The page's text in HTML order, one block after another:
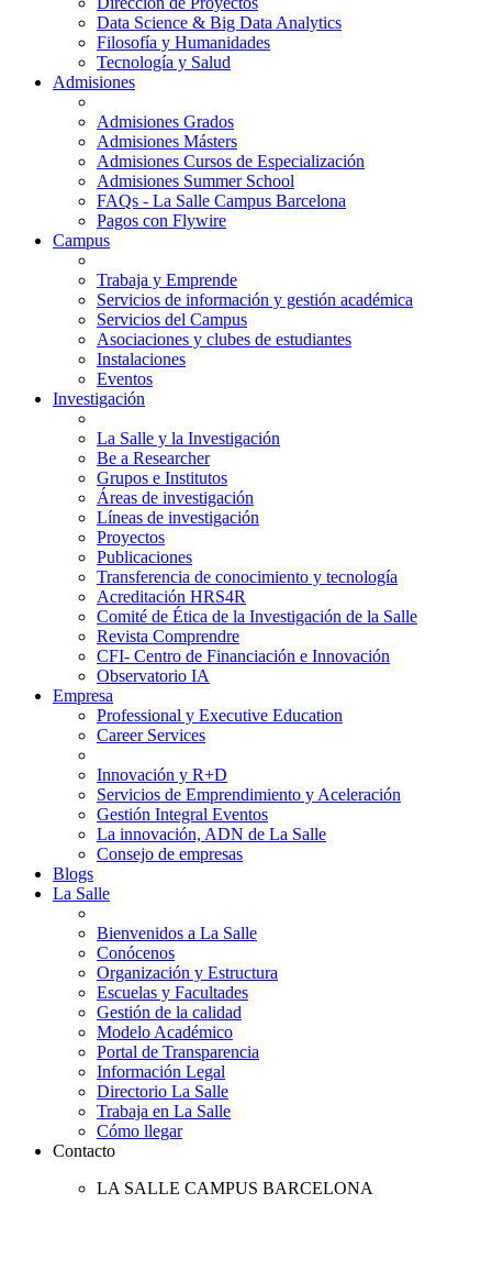
Data Science & Big Data Analytics
Filosofía y Humanidades
Tecnología y Salud
Admisiones
Admisiones Grados
Admisiones Másters
Admisiones Cursos de Especialización
Admisiones Summer School
FAQs - La Salle Campus Barcelona
Pagos con Flywire
Campus
Trabaja y Emprende
Servicios de información y gestión académica
Servicios del Campus
Asociaciones y clubes de estudiantes
Instalaciones
Eventos
Investigación
La Salle y la Investigación
Be a Researcher
Grupos e Institutos
Áreas de investigación
Líneas de investigación
Proyectos
Publicaciones
Transferencia de conocimiento y tecnología
Acreditación HRS4R
Comité de Ética de la Investigación de la Salle
Revista Comprendre
CFI- Centro de Financiación e Innovación
Observatorio IA
Empresa
Professional y Executive Education
Career Services
Innovación y R+D
Servicios de Emprendimiento y Aceleración
Gestión Integral Eventos
La innovación, ADN de La Salle
Consejo de empresas
Blogs
La Salle
Bienvenidos a La Salle
Conócenos
Organización y Estructura
Escuelas y Facultades
Gestión de la calidad
Modelo Académico
Portal de Transparencia
Información Legal
Directorio La Salle
Trabaja en La Salle
Cómo llegar
Contacto
LA SALLE CAMPUS BARCELONA